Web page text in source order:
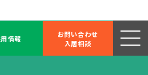
情報
お問い合わせ
入居相談